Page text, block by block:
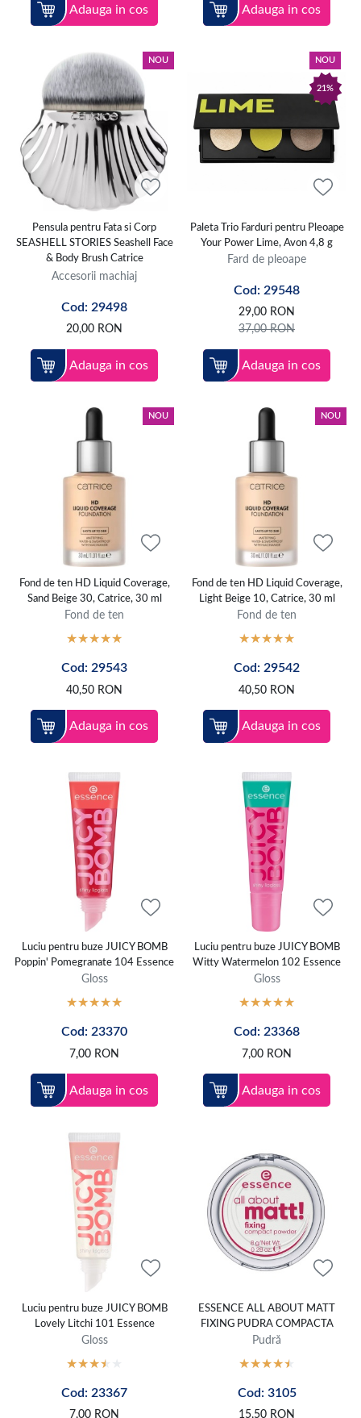
Adauga in cos Adauga in cos
NOU
Pensula pentru Fata si Corp
SEASHELL STORIES Seashell Face
& Body Brush Catrice
Accesorii machiaj
Cod: 29498
20,00 RON
Adauga in cos
NOU
21%
Paleta Trio Farduri pentru Pleoape
Your Power Lime, Avon 4,8 g
Fard de pleoape
Cod: 29548
29,00 RON
37,00RON
Adauga in cos
NOU
Fond de ten HD Liquid Coverage,
Sand Beige 30, Catrice, 30 ml
Fond de ten
Cod: 29543
40,50 RON
Adauga in cos
NOU
Fond de ten HD Liquid Coverage,
Light Beige 10, Catrice, 30 ml
Fond de ten
Cod: 29542
40,50 RON
Adauga in cos
Luciu pentru buze JUICY BOMB
Poppin' Pomegranate 104 Essence
Gloss
Cod: 23370
7,00 RON
Adauga in cos
Luciu pentru buze JUICY BOMB
Witty Watermelon 102 Essence
Gloss
Cod: 23368
7,00 RON
Adauga in cos
Luciu pentru buze JUICY BOMB
Lovely Litchi 101 Essence
Gloss
Cod: 23367
7,00 RON
ESSENCE ALL ABOUT MATT
FIXING PUDRA COMPACTA
Pudră
Cod: 3105
15,50 RON